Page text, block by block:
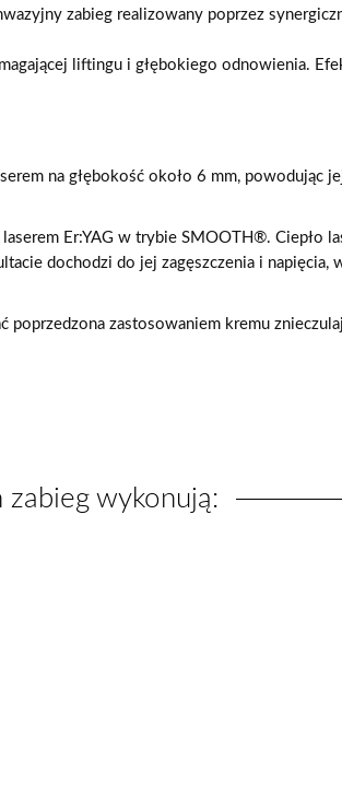
zabieg realizowany poprzez
liftingu i głębokiego odnowienia.
na głębokość około 6 mm, powodując
Er:YAG w trybie SMOOTH®. Ciepło
dochodzi do jej zagęszczenia i
zastosowaniem kremu
zabieg wykonują: